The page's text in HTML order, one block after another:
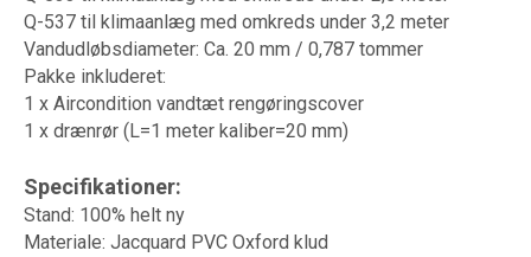
Q-537 til klimaanlæg med omkreds under 3,2 meter
Vandudløbsdiameter: Ca. 20 mm / 0,787 tommer
Pakke inkluderet:
1 x Aircondition vandtæt rengøringscover
1 x drænrør (L=1 meter kaliber=20 mm)
Specifikationer:
Stand: 100% helt ny
Materiale: Jacquard PVC Oxford klud